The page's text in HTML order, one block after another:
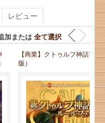
レビュー
加または 全て選択
【商業】クトゥルフ神話
版）